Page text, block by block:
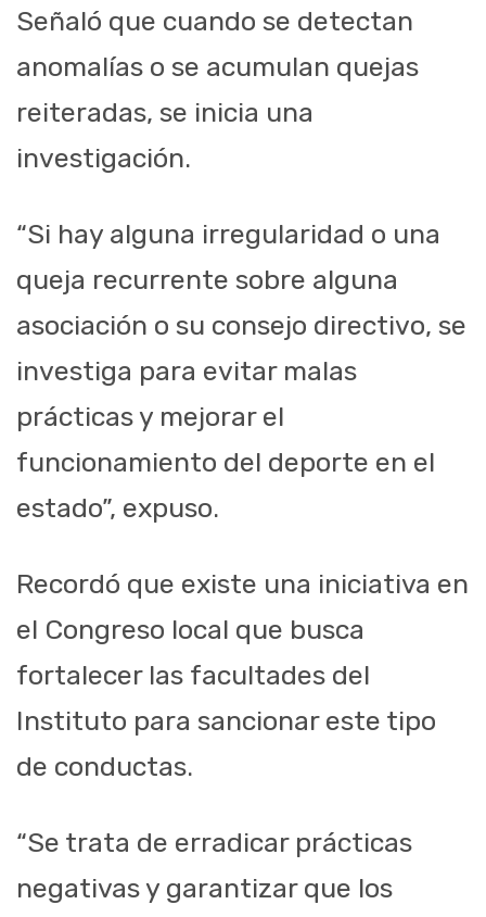
Señaló que cuando se detectan
anomalías o se acumulan quejas
reiteradas, se inicia una
investigación.
“Si hay alguna irregularidad o una
queja recurrente sobre alguna
asociación o su consejo directivo, se
investiga para evitar malas
prácticas y mejorar el
funcionamiento del deporte en el
estado”, expuso.
Recordó que existe una iniciativa en
el Congreso local que busca
fortalecer las facultades del
Instituto para sancionar este tipo
de conductas.
“Se trata de erradicar prácticas
negativas y garantizar que los